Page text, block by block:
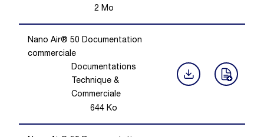
2 Mo
Nano Air® 50 Documentation
commerciale
Documentations
Technique &
Commerciale
644 Ko